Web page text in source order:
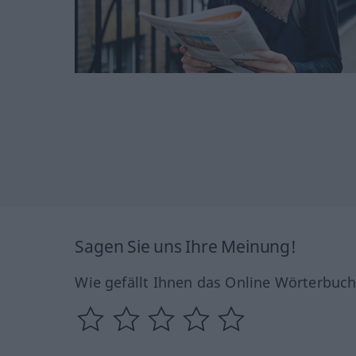
Sagen Sie uns Ihre Meinung!
Wie gefällt Ihnen das Online